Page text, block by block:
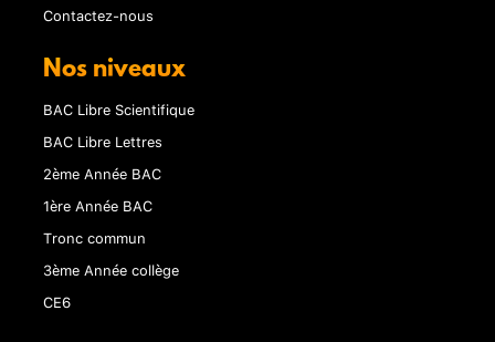
Contactez-nous
Nos niveaux
BAC Libre Scientifique
BAC Libre Lettres
2ème Année BAC
1ère Année BAC
Tronc commun
3ème Année collège
CE6